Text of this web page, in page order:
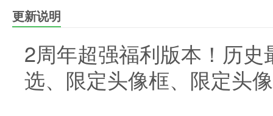
更新说明
2周年超强福利版本！历
选、限定头像框、限定头